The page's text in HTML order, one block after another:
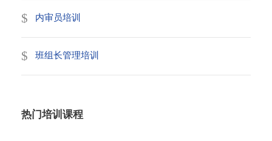
内审员培训
班组长管理培训
热门培训课程